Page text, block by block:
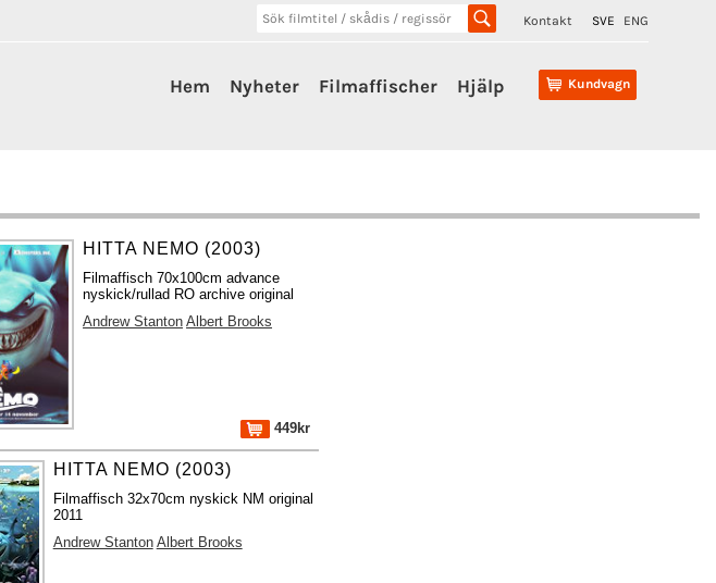
Kontakt SVE ENG
Kundvagn
Hem Nyheter Filmaffischer Hjälp
HITTA NEMO (2003)
Filmaffisch 70x100cm advance
nyskick/rullad RO archive original
Andrew Stanton Albert Brooks
449kr
HITTA NEMO (2003)
Filmaffisch 32x70cm nyskick NM original
2011
Andrew Stanton Albert Brooks